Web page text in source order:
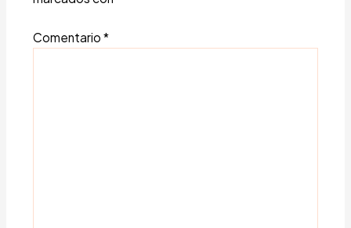
Comentario *